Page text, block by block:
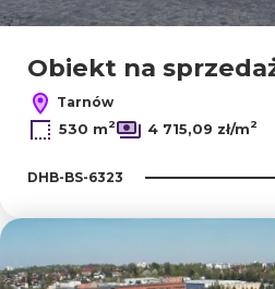
Obiekt na
Tarnów
530 m2 4 715,09 zł/m2
DHB-BS-6323